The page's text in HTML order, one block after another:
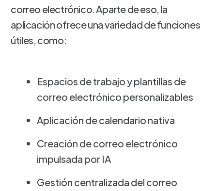
correo electrónico. Aparte de eso, la
aplicación ofrece una variedad de funciones
útiles, como:
Espacios de trabajo y plantillas de
correo electrónico personalizables
Aplicación de calendario nativa
Creación de correo electrónico
impulsada por IA
Gestión centralizada del correo